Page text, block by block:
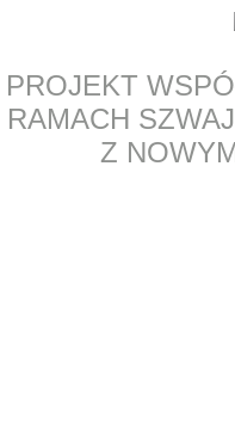
PROJEKT
RAMACH
Z